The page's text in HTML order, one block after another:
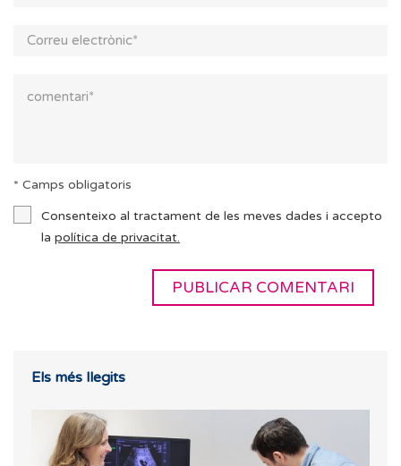
* Camps obligatoris
Consenteixo al tractament de les meves dades i accepto
la política de privacitat.
Els més llegits